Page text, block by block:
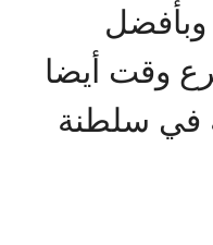
وبأفضل
وقت أيضا
في سلطنة